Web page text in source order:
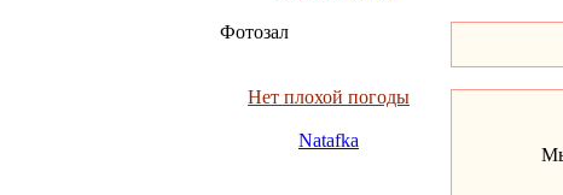
Фотозал
Нет плохой погоды
Natafka